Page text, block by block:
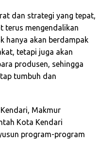
dan strategi yang tepat,
terus mengendalikan
hanya akan berdampak
tetapi juga akan
produsen, sehingga
tumbuh dan
Makmur
Kota Kendari
program-program